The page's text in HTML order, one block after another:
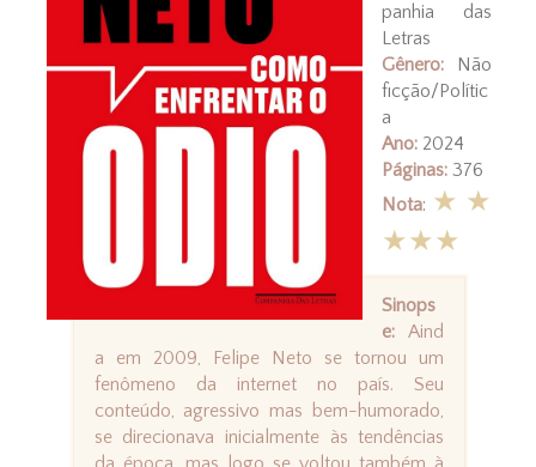
panhia das
Letras
Gênero:Não
ficção/Polític
a
Ano:2024
Páginas:376
Nota: ★★
★★★
Sinops
e:Aind
a em 2009, Felipe Neto se tornou um
fenômeno da internet no país. Seu
conteúdo, agressivo mas bem-humorado,
se direcionava inicialmente às tendências